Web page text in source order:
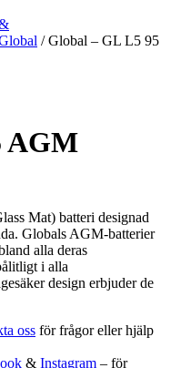
/ Global – GL L5 95
AGM
Mat) batteri designad
Globals AGM-batterier
alla deras
i alla
design erbjuder de
oss för frågor eller hjälp
& Instagram – för